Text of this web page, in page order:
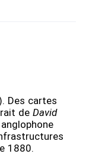
Des cartes
de David
1880.